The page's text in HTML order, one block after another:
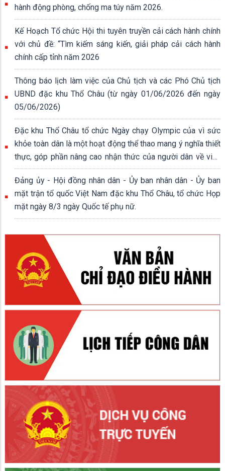
hành động phòng, chống ma túy năm 2026.
Kế Hoạch Tổ chức Hội thi tuyên truyền cải cách hành chính
với chủ đề: “Tìm kiếm sáng kiến, giải pháp cải cách hành
chính cấp tỉnh năm 2026
Thông báo lịch làm việc của Chủ tịch và các Phó Chủ tịch
UBND đặc khu Thổ Châu (từ ngày 01/06/2026 đến ngày
05/06/2026)
Đặc khu Thổ Châu tổ chức Ngày chạy Olympic của vì sức
khỏe toàn dân là một hoạt động thể thao mang ý nghĩa thiết
thực, góp phần nâng cao nhận thức của người dân về việc
rèn luyện thân thể, xây dựng lối sống lành mạnh.
Đảng ủy - Hội đồng nhân dân - Ủy ban nhân dân - Ủy ban
mặt trận tổ quốc Việt Nam đặc khu Thổ Châu, tổ chức Họp
mặt ngày 8/3 ngày Quốc tế phụ nữ.